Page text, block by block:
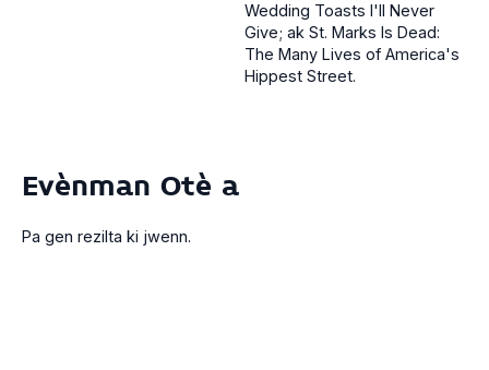
Wedding Toasts I'll Never
Give; ak St. Marks Is Dead:
The Many Lives of America's
Hippest Street.
Evènman Otè a
Pa gen rezilta ki jwenn.